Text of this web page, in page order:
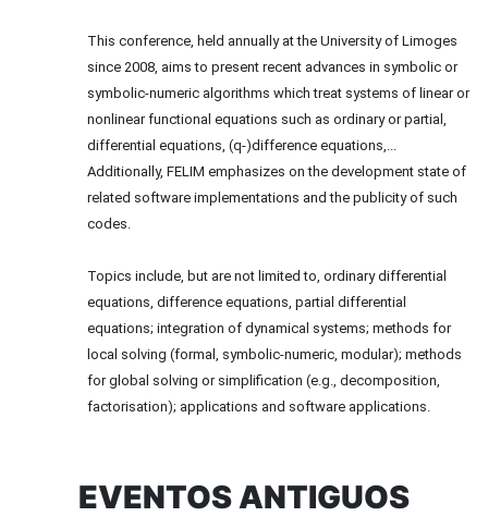
This conference, held annually at the University of Limoges
since 2008, aims to present recent advances in symbolic or
symbolic-numeric algorithms which treat systems of linear or
nonlinear functional equations such as ordinary or partial,
differential equations, (q-)difference equations,...
Additionally, FELIM emphasizes on the development state of
related software implementations and the publicity of such
codes.
Topics include, but are not limited to, ordinary differential
equations, difference equations, partial differential
equations; integration of dynamical systems; methods for
local solving (formal, symbolic-numeric, modular); methods
for global solving or simplification (e.g., decomposition,
factorisation); applications and software applications.
EVENTOS ANTIGUOS